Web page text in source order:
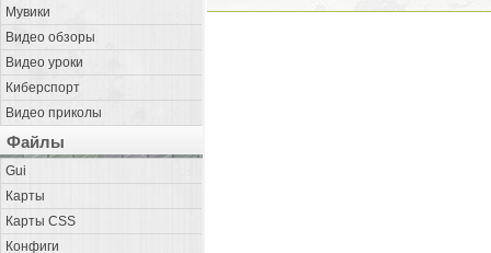
Мувики
Видео обзоры
Видео уроки
Киберспорт
Видео приколы
Файлы
Gui
Карты
Карты CSS
Конфиги